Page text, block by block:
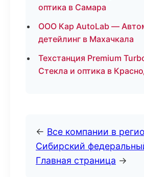
оптика в Самара
ООО Кар AutoLab —
детейлинг в Махачкала
Техстанция Premium
Стекла и оптика в
← Все компании в
Сибирский
Главная страница →